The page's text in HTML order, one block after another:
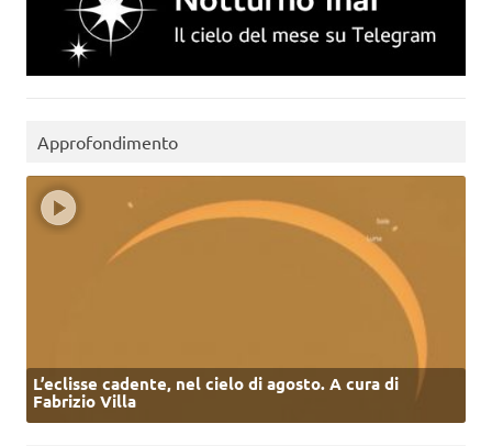
Approfondimento
L’eclisse cadente, nel cielo di agosto. A cura di
Fabrizio Villa